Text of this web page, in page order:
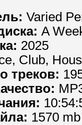
Varied
A
2025
Club,
треков:
1570 mb